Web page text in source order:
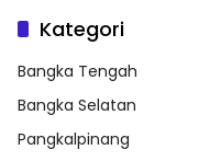
Kategori
Bangka Tengah
Bangka Selatan
Pangkalpinang